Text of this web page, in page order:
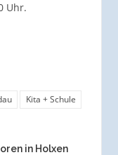
Uhr.
Kita + Schule
in Holxen